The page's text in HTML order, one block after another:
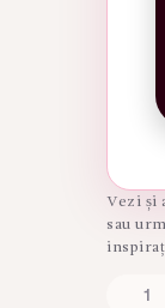
Vezi și
sau